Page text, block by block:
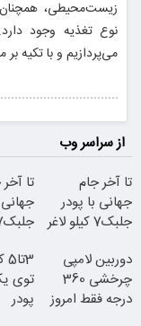
زیست‌محیطی،
نوع تغذیه وجود
می‌پردازیم و با تکیه
از سراسر وب
تا آخر جام
جهانی با پودر
جلبک7 کیلو لاغر
تا
دوربین لامپی
چرخشی 360
درجه فقط امروز
توی
پودر